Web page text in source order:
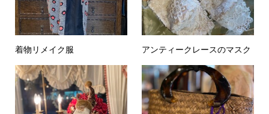
着物リメイク服 アンティークレースのマスク